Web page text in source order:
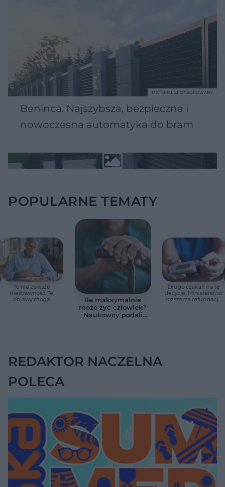
Beninca. Najszybsza, bezpieczna i
nowoczesna automatyka do bram
MATERIAŁ SPONSOROWANY
POPULARNE TEMATY
To nie zawsze
niestrawność. Te
objawy mogą
Ile maksymalnie
może żyć człowiek?
Naukowcy podali
Długo czekali na tę
decyzję. Ministerstwo
rozszerza refundację
REDAKTOR NACZELNA
POLECA